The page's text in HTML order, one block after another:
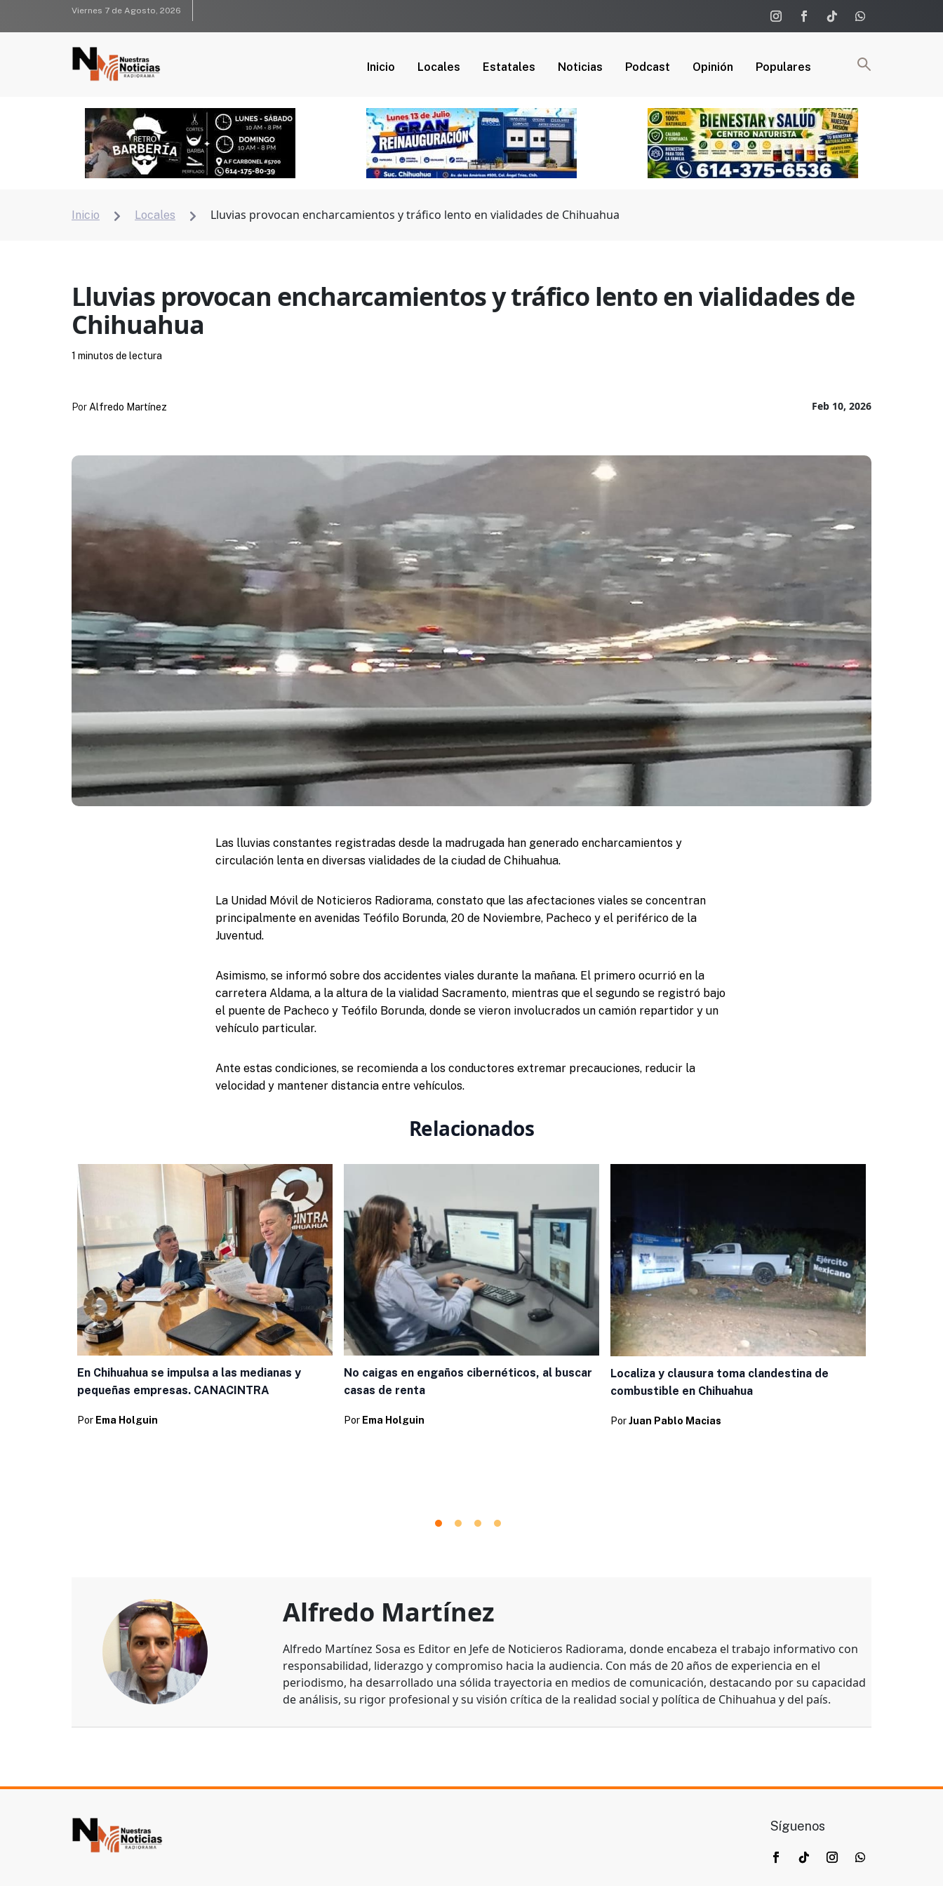
Viernes 7 de Agosto, 2026
Inicio Locales Estatales Noticias Podcast Opinión Populares
Inicio  Locales  Lluvias provocan encharcamientos y tráfico lento en vialidades de Chihuahua
Lluvias provocan encharcamientos y tráfico lento en vialidades de
Chihuahua
Feb 10, 2026
Por Alfredo Martínez
1 minutos de lectura
Las lluvias constantes registradas desde la madrugada han generado encharcamientos y
circulación lenta en diversas vialidades de la ciudad de Chihuahua.
La Unidad Móvil de Noticieros Radiorama, constato que las afectaciones viales se concentran
principalmente en avenidas Teófilo Borunda, 20 de Noviembre, Pacheco y el periférico de la
Juventud.
Asimismo, se informó sobre dos accidentes viales durante la mañana. El primero ocurrió en la
carretera Aldama, a la altura de la vialidad Sacramento, mientras que el segundo se registró bajo
el puente de Pacheco y Teófilo Borunda, donde se vieron involucrados un camión repartidor y un
vehículo particular.
Ante estas condiciones, se recomienda a los conductores extremar precauciones, reducir la
velocidad y mantener distancia entre vehículos.
Relacionados
En Chihuahua se impulsa a las medianas y
pequeñas empresas. CANACINTRA
Por Ema Holguin
No caigas en engaños cibernéticos, al buscar
casas de renta
Por Ema Holguin
Localiza y clausura toma clandestina de
combustible en Chihuahua
PorJuan Pablo Macias
Alfredo Martínez
Alfredo Martínez Sosa es Editor en Jefe de Noticieros Radiorama, donde encabeza el trabajo informativo con
responsabilidad, liderazgo y compromiso hacia la audiencia. Con más de 20 años de experiencia en el
periodismo, ha desarrollado una sólida trayectoria en medios de comunicación, destacando por su capacidad
de análisis, su rigor profesional y su visión crítica de la realidad social y política de Chihuahua y del país.
Síguenos